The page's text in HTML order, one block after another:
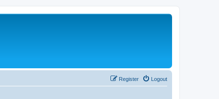
Logout
Register